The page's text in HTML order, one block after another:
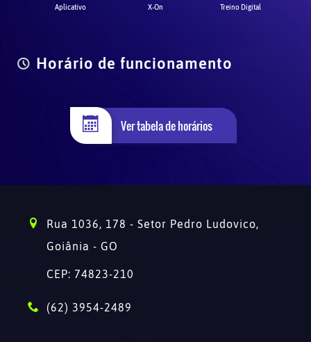
Aplicativo X-On Treino Digital
Horário de funcionamento
Ver tabela de horários
Rua 1036, 178 - Setor Pedro Ludovico,
Goiânia - GO
CEP: 74823-210
(62) 3954-2489